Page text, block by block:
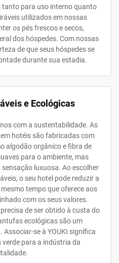
tanto para uso interno quanto
utilizados em nossas
os pés frescos e secos,
dos hóspedes. Com nossas
de que seus hóspedes se
durante sua estadia.
e Ecológicas
com a sustentabilidade. As
hotéis são fabricadas com
algodão orgânico e fibra de
para o ambiente, mas
luxuosa. Ao escolher
o seu hotel pode reduzir a
tempo que oferece aos
com os seus valores.
de ser obtido à custa do
ecológicas são um
se à YOUKI significa
para a indústria da